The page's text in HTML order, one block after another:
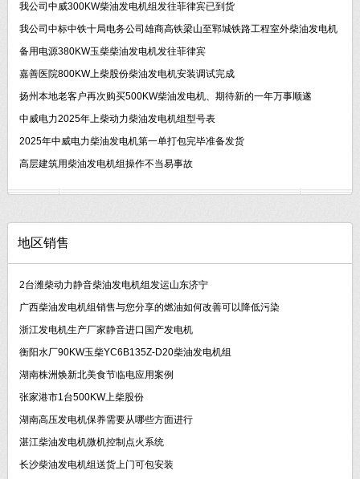
我公司中威300KW柴油发电机组发往菲律宾已到货
我公司中标中铁十局电务公司雄商高铁梁山至郓城铁路工程室外柴油发电机
备用电源380KW玉柴柴油发电机发往菲律宾
嘉善医院800KW上柴股份柴油发电机安装调试完成
扬州本地老客户再次购买500KW柴油发电机、期待新的一年万事顺遂
中威电力2025年上柴动力柴油发电机组型号表
2025年中威电力柴油发电机第一单打包完毕准备发货
高层建筑用柴油发电机组操作不当易事故
地区销售
2台潍柴动力静音柴油发电机组发运山东济宁
广西柴油发电机组销售与您分享的燃油如何改善可以降低污染
浙江发电机生产厂家静音进口国产发电机
衡阳水厂90KW玉柴YC6B135Z-D20柴油发电机组
湖南株洲焕新北美食节临电应用案例
张家港市1台500KW上柴股份
湖南高压发电机保养需要从哪些方面进行
湛江柴油发电机微机控制点火系统
长沙柴油发电机组送货上门可包安装